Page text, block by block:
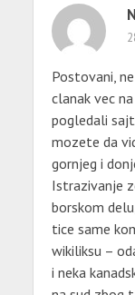
Postovani,
clanak vec
pogledali
mozete da
gornjeg i
Istrazivanje
borskom
tice same
wikiliksu –
i neka